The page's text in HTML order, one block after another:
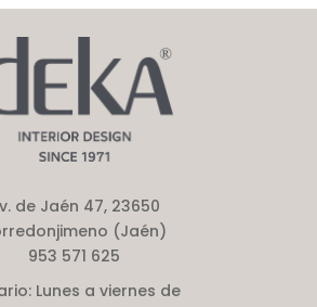
de Jaén 47, 23650
(Jaén)
953 571 625
Lunes a viernes de